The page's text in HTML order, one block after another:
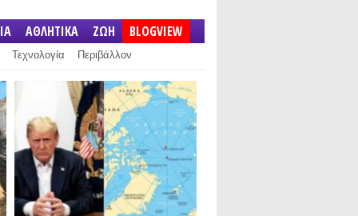
ΑΘΛΗΤΙΚΑ ΖΩΗ BLOGVIEW
Τεχνολογία Περιβάλλον